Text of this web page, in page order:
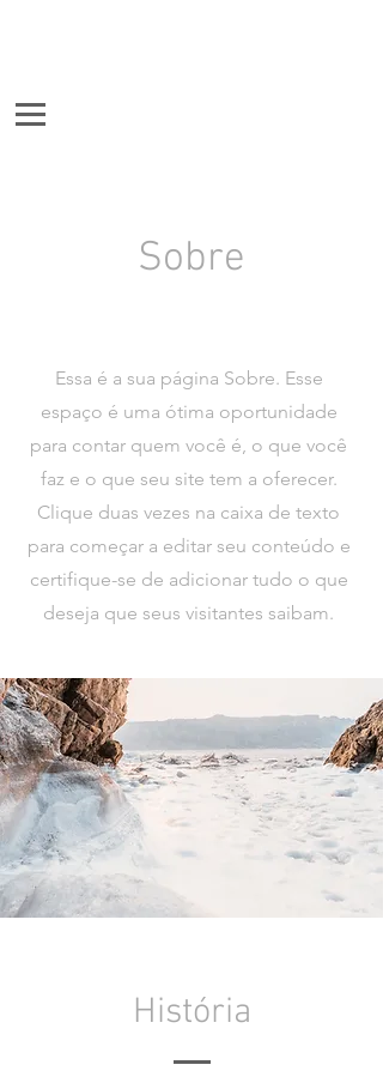
Sobre
Essa é a sua página Sobre. Esse
espaço é uma ótima oportunidade
para contar quem você é, o que você
faz e o que seu site tem a oferecer.
Clique duas vezes na caixa de texto
para começar a editar seu conteúdo e
certifique-se de adicionar tudo o que
deseja que seus visitantes saibam.
História